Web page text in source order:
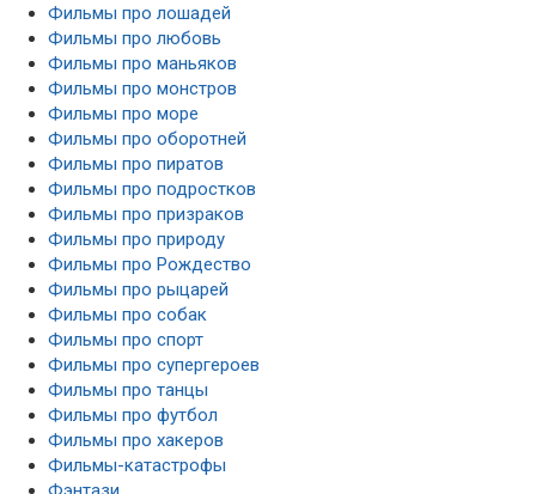
Фильмы про лошадей
Фильмы про любовь
Фильмы про маньяков
Фильмы про монстров
Фильмы про море
Фильмы про оборотней
Фильмы про пиратов
Фильмы про подростков
Фильмы про призраков
Фильмы про природу
Фильмы про Рождество
Фильмы про рыцарей
Фильмы про собак
Фильмы про спорт
Фильмы про супергероев
Фильмы про танцы
Фильмы про футбол
Фильмы про хакеров
Фильмы-катастрофы